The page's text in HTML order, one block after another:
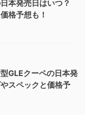
本発売日はいつ？
格予想も！
GLEクーペの日本発
スペックと価格予